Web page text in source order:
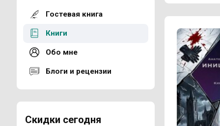
Гостевая книга
Книги
Обо мне
Блоги и рецензии
Скидки сегодня